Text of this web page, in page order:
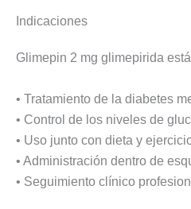
Indicaciones
Glimepin 2 mg glimepirida
• Tratamiento de la diabetes
• Control de los niveles de
• Uso junto con dieta y
• Administración dentro de
• Seguimiento clínico